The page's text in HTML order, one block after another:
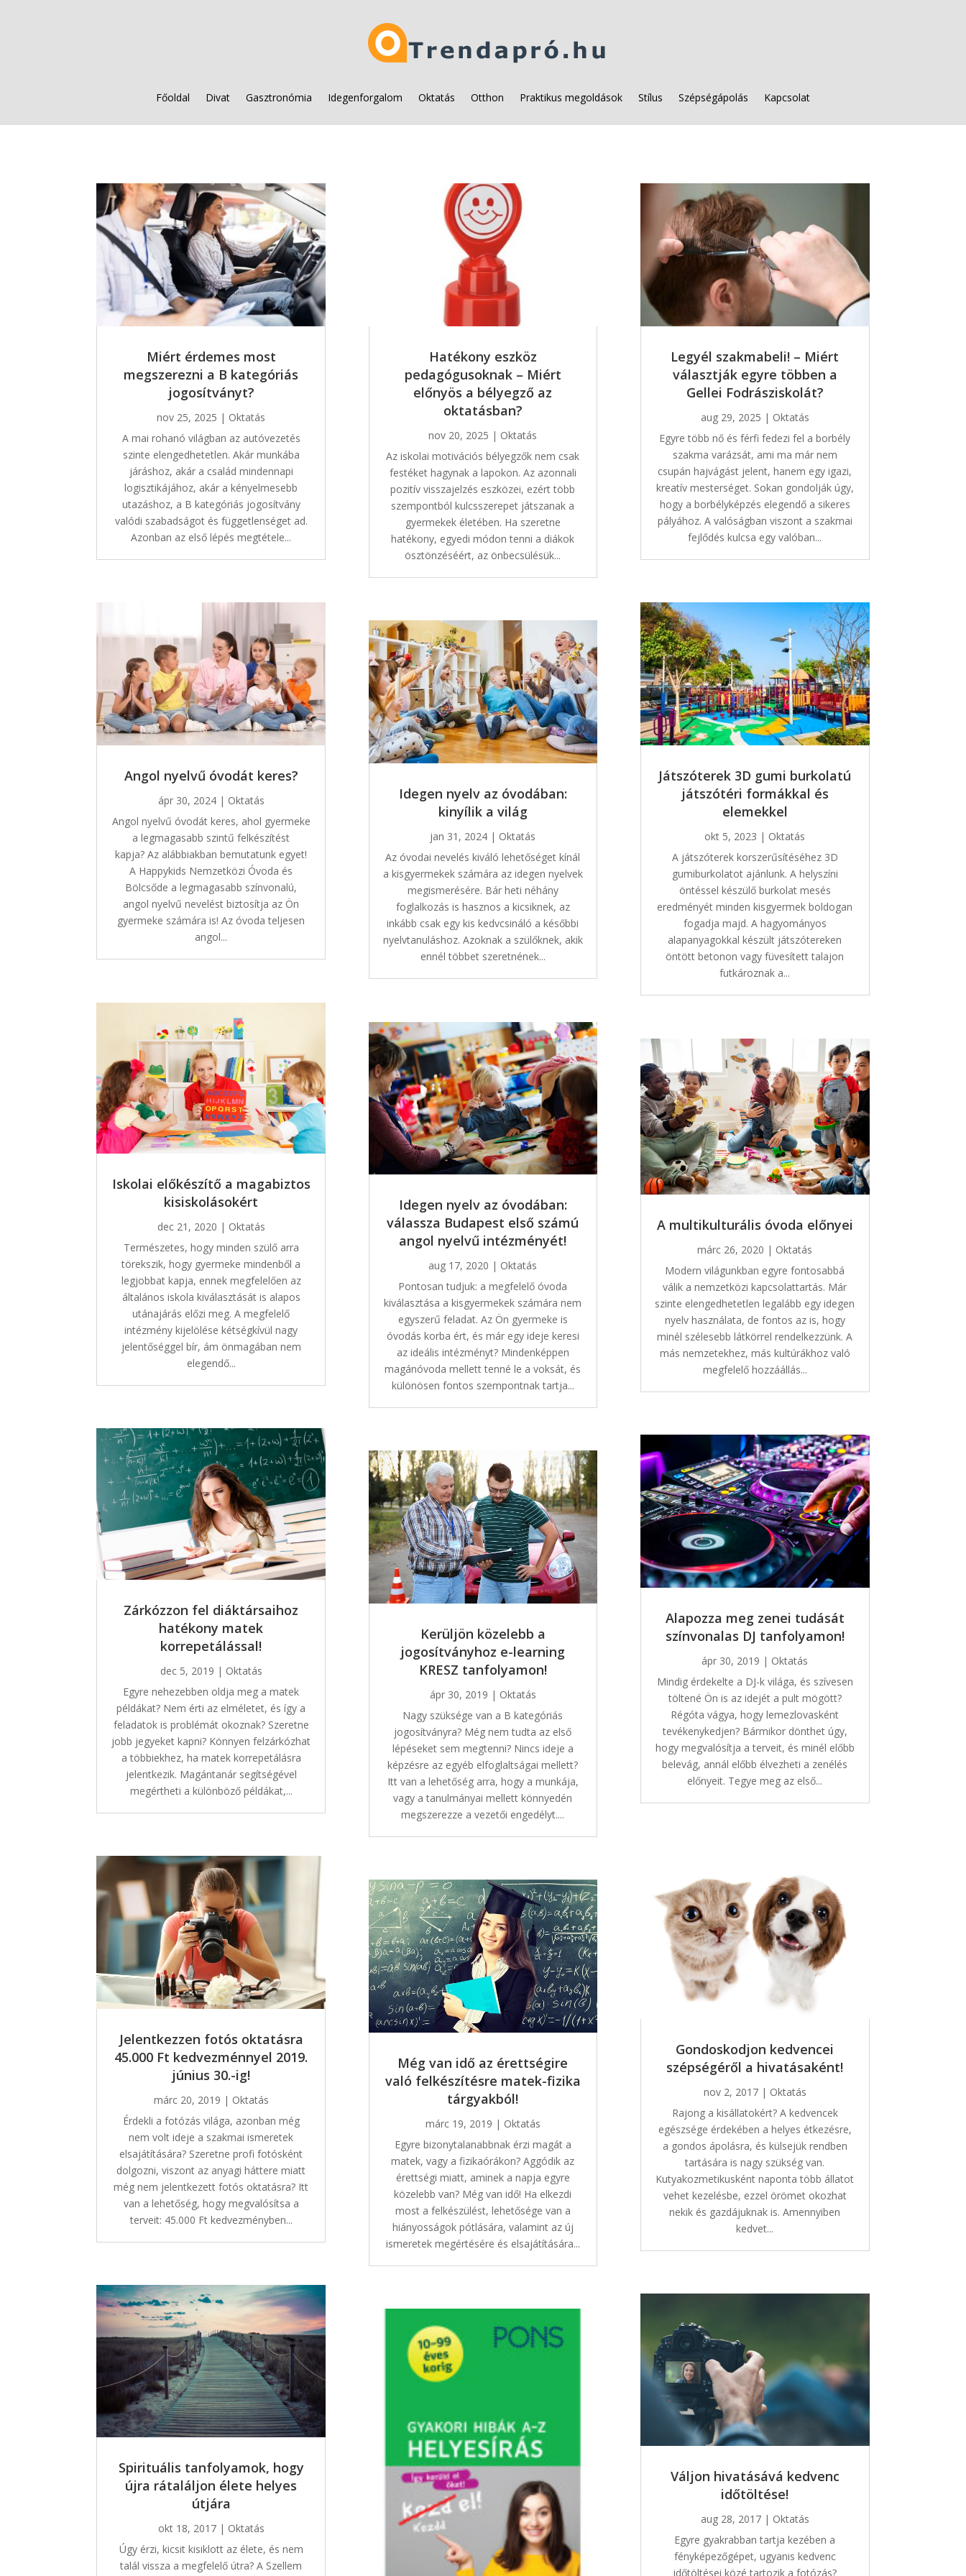
Főoldal Divat Gasztronómia Idegenforgalom Oktatás Otthon Praktikus megoldások Stílus Szépségápolás Kapcsolat
Miért érdemes most
megszerezni a B kategóriás
jogosítványt?
nov 25, 2025 | Oktatás
A mai rohanó világban az autóvezetés
szinte elengedhetetlen. Akár munkába
járáshoz, akár a család mindennapi
logisztikájához, akár a kényelmesebb
utazáshoz, a B kategóriás jogosítvány
valódi szabadságot és függetlenséget ad.
Azonban az első lépés megtétele...
Angol nyelvű óvodát keres?
ápr 30, 2024| Oktatás
Angol nyelvű óvodát keres, ahol gyermeke
a legmagasabb szintű felkészítést
kapja? Az alábbiakban bemutatunk egyet!
A Happykids Nemzetközi Óvoda és
Bölcsőde a legmagasabb színvonalú,
angol nyelvű nevelést biztosítja az Ön
gyermeke számára is! Az óvoda teljesen
angol...
Iskolai előkészítő a magabiztos
kisiskolásokért
dec 21, 2020 | Oktatás
Természetes, hogy minden szülő arra
törekszik, hogy gyermeke mindenből a
legjobbat kapja, ennek megfelelően az
általános iskola kiválasztását is alapos
utánajárás előzi meg. A megfelelő
intézmény kijelölése kétségkívül nagy
jelentőséggel bír, ám önmagában nem
elegendő...
Zárkózzon fel diáktársaihoz
hatékony matek
korrepetálással!
dec 5, 2019 | Oktatás
Egyre nehezebben oldja meg a matek
példákat? Nem érti az elméletet, és így a
feladatok is problémát okoznak? Szeretne
jobb jegyeket kapni? Könnyen felzárkózhat
a többiekhez, ha matek korrepetálásra
jelentkezik. Magántanár segítségével
megértheti a különböző példákat,...
Jelentkezzen fotós oktatásra
45.000 Ft kedvezménnyel 2019.
június 30.-ig!
márc 20, 2019 | Oktatás
Érdekli a fotózás világa, azonban még
nem volt ideje a szakmai ismeretek
elsajátítására? Szeretne profi fotósként
dolgozni, viszont az anyagi háttere miatt
még nem jelentkezett fotós oktatásra? Itt
van a lehetőség, hogy megvalósítsa a
terveit: 45.000 Ft kedvezményben...
Spirituális tanfolyamok, hogy
újra rátaláljon élete helyes
útjára
okt 18, 2017| Oktatás
Úgy érzi, kicsit kisiklott az élete, és nem
talál vissza a megfelelő útra? A Szellem
Hatékony eszköz
pedagógusoknak – Miért
előnyös a bélyegző az
oktatásban?
nov 20, 2025 | Oktatás
Az iskolai motivációs bélyegzők nem csak
festéket hagynak a lapokon. Az azonnali
pozitív visszajelzés eszközei, ezért több
szempontból kulcsszerepet játszanak a
gyermekek életében. Ha szeretne
hatékony, egyedi módon tenni a diákok
ösztönzéséért, az önbecsülésük...
Idegen nyelv az óvodában:
kinyílik a világ
jan 31, 2024 | Oktatás
Az óvodai nevelés kiváló lehetőséget kínál
a kisgyermekek számára az idegen nyelvek
megismerésére. Bár heti néhány
foglalkozás is hasznos a kicsiknek, az
inkább csak egy kis kedvcsináló a későbbi
nyelvtanuláshoz. Azoknak a szülőknek, akik
ennél többet szeretnének...
Idegen nyelv az óvodában:
válassza Budapest első számú
angol nyelvű intézményét!
aug 17, 2020 | Oktatás
Pontosan tudjuk: a megfelelő óvoda
kiválasztása a kisgyermekek számára nem
egyszerű feladat. Az Ön gyermeke is
óvodás korba ért, és már egy ideje keresi
az ideális intézményt? Mindenképpen
magánóvoda mellett tenné le a voksát, és
különösen fontos szempontnak tartja...
Kerüljön közelebb a
jogosítványhoz e-learning
KRESZ tanfolyamon!
ápr 30, 2019 | Oktatás
Nagy szüksége van a B kategóriás
jogosítványra? Még nem tudta az első
lépéseket sem megtenni? Nincs ideje a
képzésre az egyéb elfoglaltságai mellett?
Itt van a lehetőség arra, hogy a munkája,
vagy a tanulmányai mellett könnyedén
megszerezze a vezetői engedélyt....
Még van idő az érettségire
való felkészítésre matek-fizika
tárgyakból!
márc 19, 2019 | Oktatás
Egyre bizonytalanabbnak érzi magát a
matek, vagy a fizikaórákon? Aggódik az
érettségi miatt, aminek a napja egyre
közelebb van? Még van idő! Ha elkezdi
most a felkészülést, lehetősége van a
hiányosságok pótlására, valamint az új
ismeretek megértésére és elsajátítására...
Legyél szakmabeli! – Miért
választják egyre többen a
Gellei Fodrásziskolát?
aug 29, 2025 | Oktatás
Egyre több nő és férfi fedezi fel a borbély
szakma varázsát, ami ma már nem
csupán hajvágást jelent, hanem egy igazi,
kreatív mesterséget. Sokan gondolják úgy,
hogy a borbélyképzés elegendő a sikeres
pályához. A valóságban viszont a szakmai
fejlődés kulcsa egy valóban...
Játszóterek 3D gumi burkolatú
játszótéri formákkal és
elemekkel
okt 5, 2023 | Oktatás
A játszóterek korszerűsítéséhez 3D
gumiburkolatot ajánlunk. A helyszíni
öntéssel készülő burkolat mesés
eredményét minden kisgyermek boldogan
fogadja majd. A hagyományos
alapanyagokkal készült játszótereken
öntött betonon vagy füvesített talajon
futkároznak a...
A multikulturális óvoda előnyei
márc 26, 2020 | Oktatás
Modern világunkban egyre fontosabbá
válik a nemzetközi kapcsolattartás. Már
szinte elengedhetetlen legalább egy idegen
nyelv használata, de fontos az is, hogy
minél szélesebb látkörrel rendelkezzünk. A
más nemzetekhez, más kultúrákhoz való
megfelelő hozzáállás...
Alapozza meg zenei tudását
színvonalas DJ tanfolyamon!
ápr 30, 2019 | Oktatás
Mindig érdekelte a DJ-k világa, és szívesen
töltené Ön is az idejét a pult mögött?
Régóta vágya, hogy lemezlovasként
tevékenykedjen? Bármikor dönthet úgy,
hogy megvalósítja a terveit, és minél előbb
belevág, annál előbb élvezheti a zenélés
előnyeit. Tegye meg az első...
Gondoskodjon kedvencei
szépségéről a hivatásaként!
nov 2, 2017| Oktatás
Rajong a kisállatokért? A kedvencek
egészsége érdekében a helyes étkezésre,
a gondos ápolásra, és külsejük rendben
tartására is nagy szükség van.
Kutyakozmetikusként naponta több állatot
vehet kezelésbe, ezzel örömet okozhat
nekik és gazdájuknak is. Amennyiben
kedvet...
Váljon hivatásává kedvenc
időtöltése!
aug 28, 2017| Oktatás
Egyre gyakrabban tartja kezében a
fényképezőgépet, ugyanis kedvenc
időtöltései közé tartozik a fotózás?